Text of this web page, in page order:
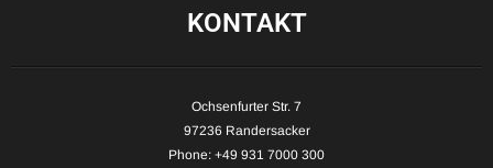
KONTAKT
Ochsenfurter Str. 7
97236 Randersacker
Phone: +49 931 7000 300